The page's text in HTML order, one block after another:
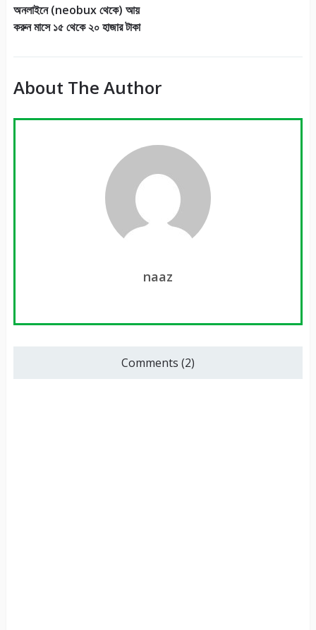
অনলাইনে (neobux থেকে) আয়
করুন মাসে ১৫ থেকে ২০ হাজার টাকা
About The Author
naaz
Comments (2)